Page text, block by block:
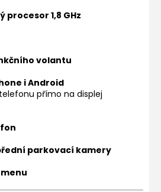
1,8 GHz
volantu
i Android
přímo na displej
parkovací kamery